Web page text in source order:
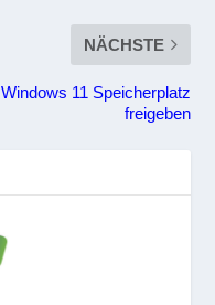
NÄCHSTE
Windows 11 Speicherplatz
freigeben